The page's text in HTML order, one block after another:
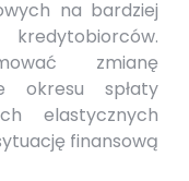
na bardziej
zmianę
okresu spłaty
elastycznych
finansową